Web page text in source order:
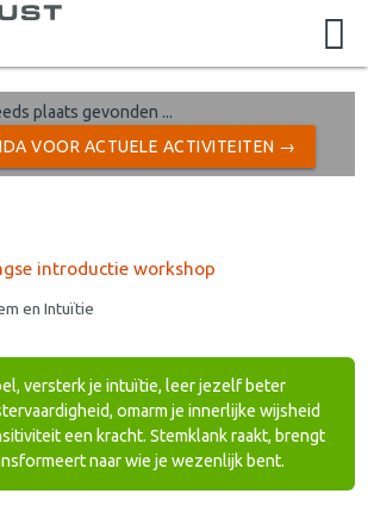
plaats gevonden ...
VOOR ACTUELE ACTIVITEITEN →
introductie workshop
en Intuïtie
versterk je intuïtie, leer jezelf beter
omarm je innerlijke wijsheid
een kracht. Stemklank raakt, brengt
naar wie je wezenlijk bent.